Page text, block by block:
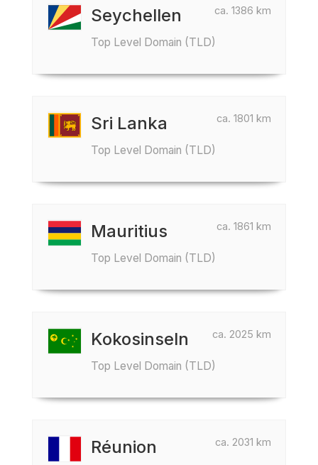
ca. 1386 km
Seychellen
Top Level Domain (TLD)
ca. 1801 km
Sri Lanka
Top Level Domain (TLD)
ca. 1861 km
Mauritius
Top Level Domain (TLD)
ca. 2025 km
Kokosinseln
Top Level Domain (TLD)
ca. 2031 km
Réunion